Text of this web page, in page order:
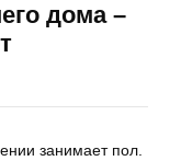
дома –
занимает пол.